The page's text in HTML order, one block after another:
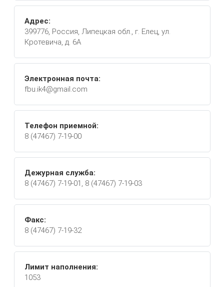
Адрес:
399776, Россия, Липецкая обл., г. Елец, ул.
Кротевича, д. 6А
Электронная почта:
fbu.ik4@gmail.com
Телефон приемной:
8 (47467) 7-19-00
Дежурная служба:
8 (47467) 7-19-01, 8 (47467) 7-19-03
Факс:
8 (47467) 7-19-32
Лимит наполнения:
1053